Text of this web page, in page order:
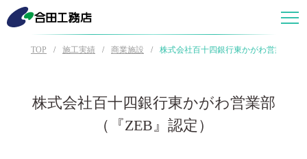
TOP 施工実績 商業施設 株式会社百十四銀行東かがわ営業部（
株式会社百十四銀行東かがわ営業部
（『ZEB』認定）